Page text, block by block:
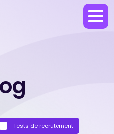
Tests de recrutement